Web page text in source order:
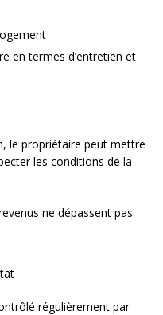
en termes d’entretien et
le propriétaire peut mettre
les conditions de la
ne dépassent pas
régulièrement par